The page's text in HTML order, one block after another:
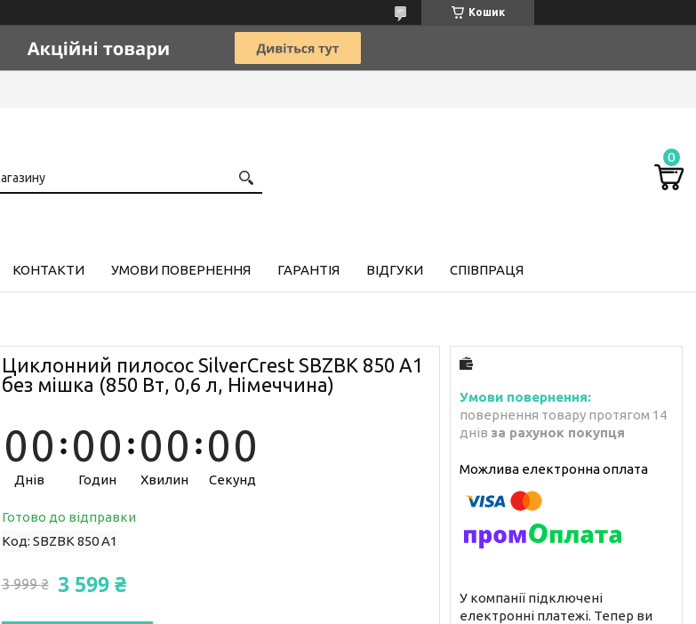
Кошик
КОНТАКТИ УМОВИ ПОВЕРНЕННЯ ГАРАНТІЯ ВІДГУКИ СПІВПРАЦЯ
Циклонний пилосос SilverCrest SBZBK 850 A1
без мішка (850 Вт, 0,6 л, Німеччина)
00
Днів
00
Годин
00
Хвилин
00
Секунд
Готово до відправки
Код: SBZBK 850 A1
3 999 ₴ 3 599 ₴
повернення товару протягом 14
днів за рахунок покупця
У компанії підключені
електронні платежі. Тепер ви